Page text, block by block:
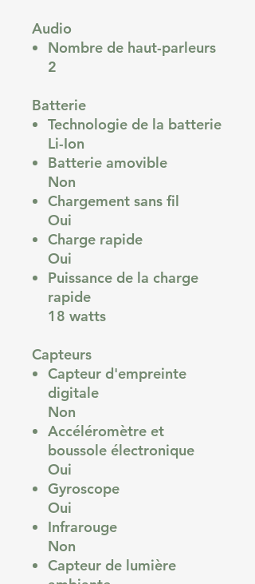
Audio
Nombre de haut-parleurs
2
Batterie
Technologie de la batterie
Li-Ion
Batterie amovible
Non
Chargement sans fil
Oui
Charge rapide
Oui
Puissance de la charge
rapide
18 watts
Capteurs
Capteur d'empreinte
digitale
Non
Accéléromètre et
boussole électronique
Oui
Gyroscope
Oui
Infrarouge
Non
Capteur de lumière